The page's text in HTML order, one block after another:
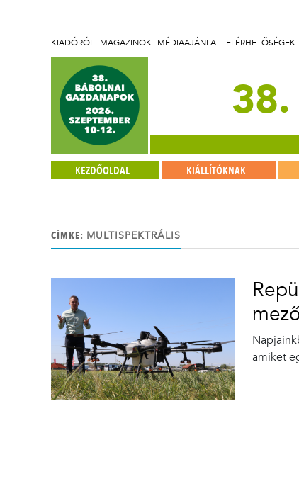
KIADÓRÓL MAGAZINOK MÉDIAAJÁNLAT ELÉRHETŐSÉGEK
KEZDŐOLDAL KIÁLLÍTÓKNAK
CÍMKE: MULTISPEKTRÁLIS
amiket